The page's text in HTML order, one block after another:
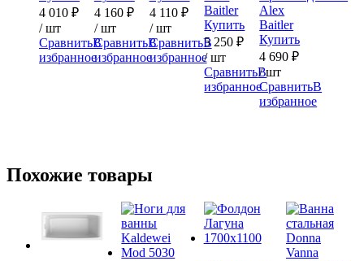
4 010 ₽
/ шт
СравнитьВ
избранное
4 160 ₽
/ шт
СравнитьВ
избранное
4 110 ₽
/ шт
СравнитьВ
избранное
Baitler
Купить
5 250₽
/ шт
СравнитьВ
избранное
Alex
Baitler
Купить
4 690₽
/ шт
СравнитьВ
избранное
Похожие товары